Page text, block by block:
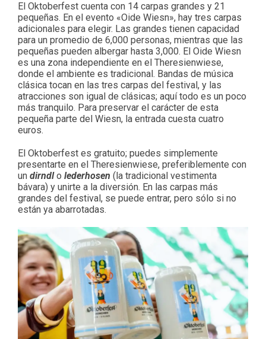
El Oktoberfest cuenta con 14 carpas grandes y 21
pequeñas. En el evento «Oide Wiesn», hay tres carpas
adicionales para elegir. Las grandes tienen capacidad
para un promedio de 6,000 personas, mientras que las
pequeñas pueden albergar hasta 3,000. El Oide Wiesn
es una zona independiente en el Theresienwiese,
donde el ambiente es tradicional. Bandas de música
clásica tocan en las tres carpas del festival, y las
atracciones son igual de clásicas; aquí todo es un poco
más tranquilo. Para preservar el carácter de esta
pequeña parte del Wiesn, la entrada cuesta cuatro
euros.
El Oktoberfest es gratuito; puedes simplemente
presentarte en el Theresienwiese, preferiblemente con
un dirndlo lederhosen (la tradicional vestimenta
bávara) y unirte a la diversión. En las carpas más
grandes del festival, se puede entrar, pero sólo si no
están ya abarrotadas.